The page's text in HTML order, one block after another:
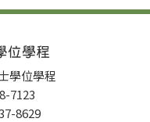
學位學程
7123
8629